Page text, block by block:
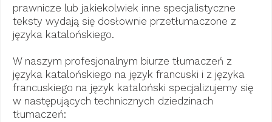
prawnicze lub jakiekolwiek inne specjalistyczne
teksty wydają się dosłownie przetłumaczone z
języka katalońskiego.
W naszym profesjonalnym biurze tłumaczeń z
języka katalońskiego na język francuski i z języka
francuskiego na język kataloński specjalizujemy się
w następujących technicznych dziedzinach
tłumaczeń: